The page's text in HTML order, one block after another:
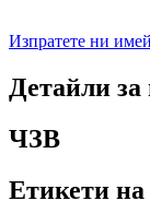
Изпратете ни
Детайли за
ЧЗВ
Етикети